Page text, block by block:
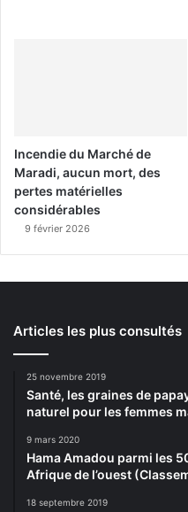
Incendie du Marché de
Maradi, aucun mort, des
pertes matérielles
considérables
9 février 2026
Articles les plus consultés
25 novembre 2019
Santé, les graines de
naturel pour les femmes
9 mars 2020
Hama Amadou parmi les
Afrique de l’ouest
18 septembre 2019